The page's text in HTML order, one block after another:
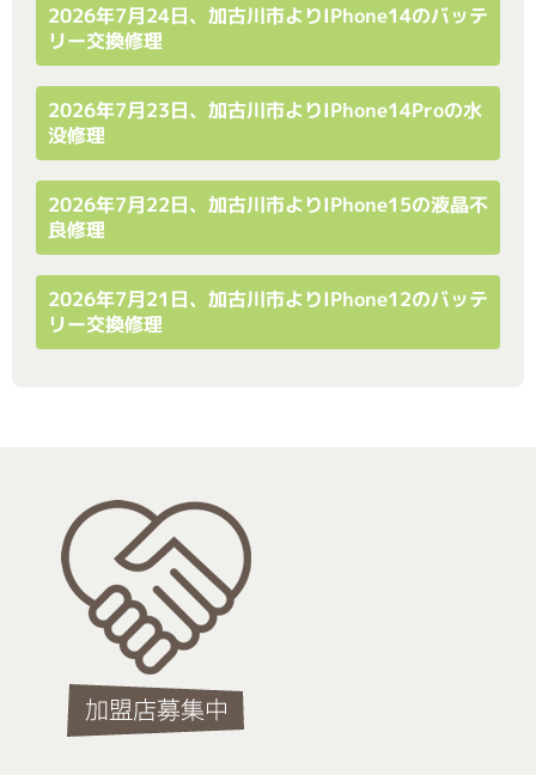
2026年7月24日、加古川市よりiPhone14のバッテ
リー交換修理
2026年7月23日、加古川市よりiPhone14Proの水
没修理
2026年7月22日、加古川市よりiPhone15の液晶不
良修理
2026年7月21日、加古川市よりiPhone12のバッテ
リー交換修理